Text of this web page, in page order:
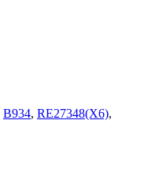
B934, RE27348(X6),